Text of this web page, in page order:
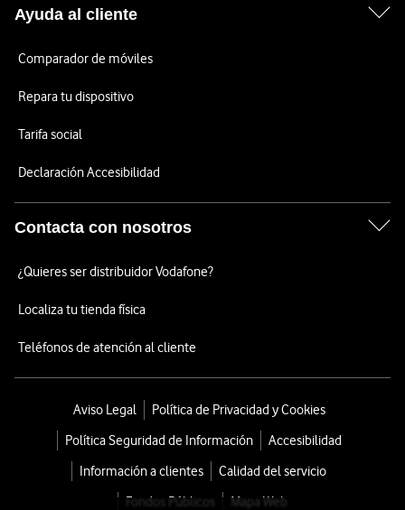
Ayuda al cliente
Comparador de móviles
Repara tu dispositivo
Tarifa social
Declaración Accesibilidad
Contacta con nosotros
¿Quieres ser distribuidor Vodafone?
Localiza tu tienda física
Teléfonos de atención al cliente
Aviso Legal
Política de Privacidad y Cookies
Política Seguridad de Información
Accesibilidad
Información a clientes
Calidad del servicio
Fondos Públicos
Mapa Web